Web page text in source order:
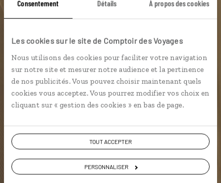
Consentement Détails À propos des cookies
Les cookies sur le site de Comptoir des Voyages
Nous utilisons des cookies pour faciliter votre navigation
sur notre site et mesurer notre audience et la pertinence
de nos publicités. Vous pouvez choisir maintenant quels
cookies vous acceptez. Vous pourrez modifier vos choix en
cliquant sur « gestion des cookies » en bas de page.
TOUT ACCEPTER
PERSONNALISER
DÉCOUVRIR LUCIOLE